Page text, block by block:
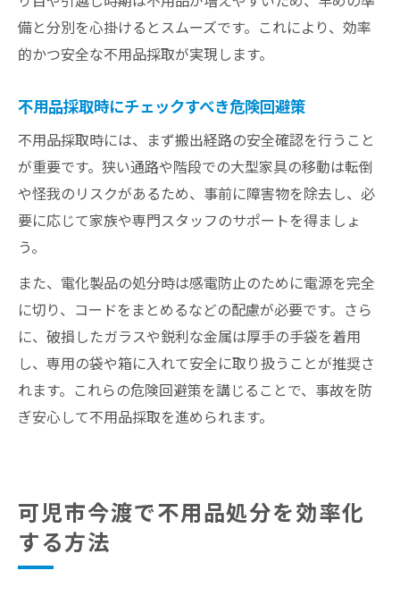
備と分別を心掛けるとスムーズです。これにより、効率
的かつ安全な不用品採取が実現します。
不用品採取時にチェックすべき危険回避策
不用品採取時には、まず搬出経路の安全確認を行うこと
が重要です。狭い通路や階段での大型家具の移動は転倒
や怪我のリスクがあるため、事前に障害物を除去し、必
要に応じて家族や専門スタッフのサポートを得ましょ
う。
また、電化製品の処分時は感電防止のために電源を完全
に切り、コードをまとめるなどの配慮が必要です。さら
に、破損したガラスや鋭利な金属は厚手の手袋を着用
し、専用の袋や箱に入れて安全に取り扱うことが推奨さ
れます。これらの危険回避策を講じることで、事故を防
ぎ安心して不用品採取を進められます。
可児市今渡で不用品処分を効率化
する方法